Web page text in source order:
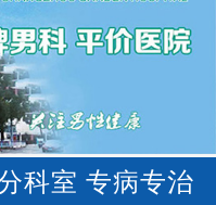
科室 专病专治